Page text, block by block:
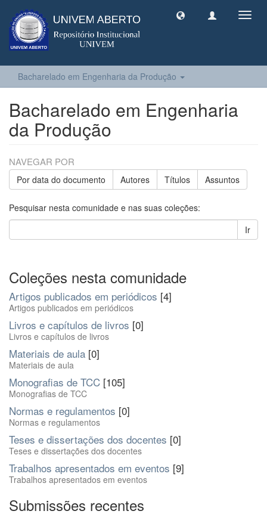
Bacharelado em Engenharia da Produção
Bacharelado em Engenharia
da Produção
NAVEGAR POR
Por data do documento Autores Títulos Assuntos
Pesquisar nesta comunidade e nas suas coleções:
Ir
Coleções nesta comunidade
Artigos publicados em periódicos [4]
Artigos publicados em periódicos
Livros e capítulos de livros [0]
Livros e capítulos de livros
Materiais de aula [0]
Materiais de aula
Monografias de TCC [105]
Monografias de TCC
Normas e regulamentos [0]
Normas e regulamentos
Teses e dissertações dos docentes [0]
Teses e dissertações dos docentes
Trabalhos apresentados em eventos [9]
Trabalhos apresentados em eventos
Submissões recentes